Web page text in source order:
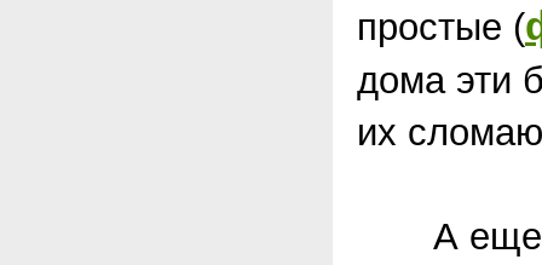
простые (
дома эти
их
А еще